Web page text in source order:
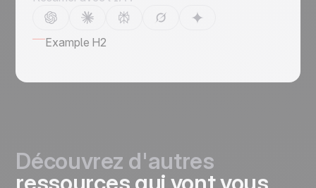
Example H2
Découvrez d'autres